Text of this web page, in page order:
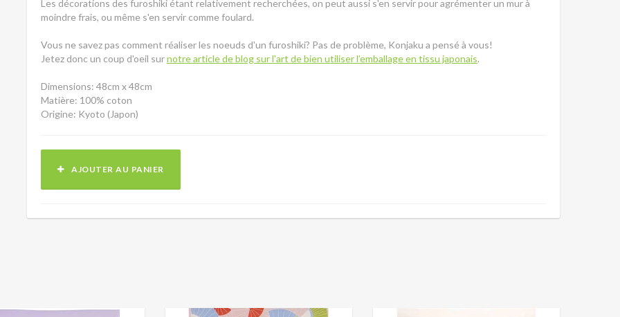
Les décorations des furoshiki étant relativement recherchées, on peut aussi s'en servir pour agrémenter un mur à
moindre frais, ou même s'en servir comme foulard.
Vous ne savez pas comment réaliser les noeuds d'un furoshiki? Pas de problème, Konjaku a pensé à vous!
Jetez donc un coup d'oeil surnotre article de blog sur l'art de bien utiliser l’emballage en tissu japonais.
Dimensions: 48cm x 48cm
Matière: 100% coton
Origine: Kyoto (Japon)
AJOUTER AU PANIER